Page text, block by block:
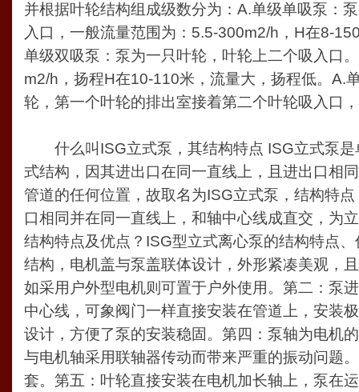
并根据叶轮结构组成级数分为：A.单级单吸泵：
入口，一般流量范围为：5.5-300m2/h，H在8-
单级双吸泵：泵为一只叶轮，叶轮上二个吸入口
m2/h，扬程H在10-110米，流量大，扬程低。A.
轮，第一个叶轮的排出室接着第二个叶轮吸入口
什么叫ISG立式泵，其结构特点 ISG立式泵是
式结构，因其进出口在同一直线上，且进出口相
管道的任何位置，故取名为ISG立式泵，结构特
口相同并在同一直线上，和轴中心线成直交，为
结构特点及优点？ISG型立式离心泵的结构特点
结构，电机盖与泵盖联体设计，外形紧凑美观，
如采用户外型电机则可置于户外使用。第二：泵
中心线，可象阀门一样直接安装在管道上，安装
设计，方便了泵的安装稳固。第四：泵轴为电机
与电机轴采用联轴器传动而带来严重的振动问题
套。第五：叶轮直接安装在电机加长轴上，泵在